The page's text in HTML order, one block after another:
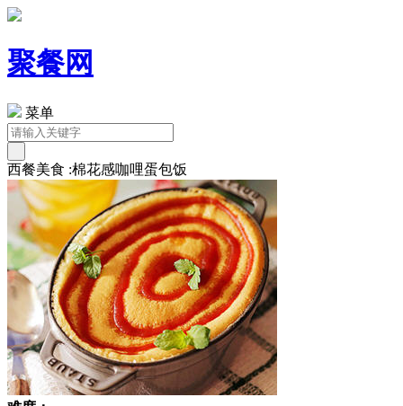
聚餐网
菜单
西餐美食 :棉花感咖哩蛋包饭